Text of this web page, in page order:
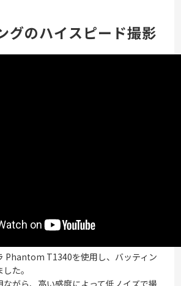
グのハイスピード撮影
Phantom T1340を使用し、バッティン
た。
ながら、高い感度によって低ノイズで撮